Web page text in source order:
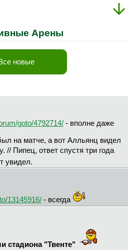
Арены
новые
goto/4792714/ - вполне даже
на матче, а вот Алльянц видел
// Пипец, ответ спустя три года
увидел.
13145916/ - всегда
стадиона "Твенте"